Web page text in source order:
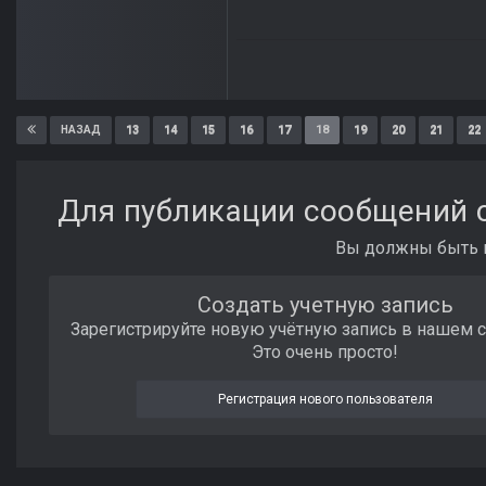
НАЗАД 13 14 15 16 17 18 19 20 21 22
Для публикации сообщений
Вы должны быть
Создать учетную запись
Зарегистрируйте новую учётную запись в нашем
Это очень просто!
Регистрация нового пользователя